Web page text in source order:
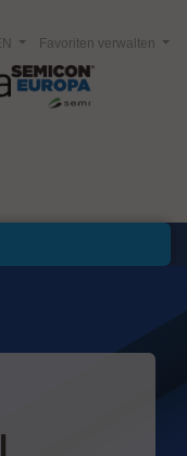
Favoriten verwalten